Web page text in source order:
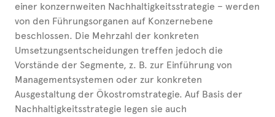
einer konzernweiten Nachhaltigkeitsstrategie – werden
von den Führungsorganen auf Konzernebene
beschlossen. Die Mehrzahl der konkreten
Umsetzungsentscheidungen treffen jedoch die
Vorstände der Segmente, z. B. zur Einführung von
Managementsystemen oder zur konkreten
Ausgestaltung der Ökostromstrategie. Auf Basis der
Nachhaltigkeitsstrategie legen sie auch